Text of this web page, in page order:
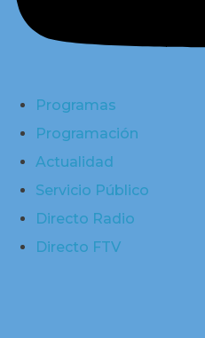
Programas
Programación
Actualidad
Servicio Público
Directo Radio
Directo FTV